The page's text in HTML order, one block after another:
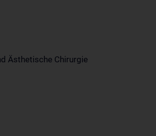
Ästhetische Chirurgie